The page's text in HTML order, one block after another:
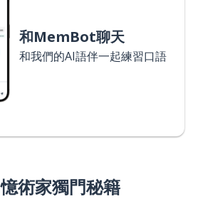
和MemBot聊天
和我們的AI語伴一起練習口語
憶術家獨門秘籍